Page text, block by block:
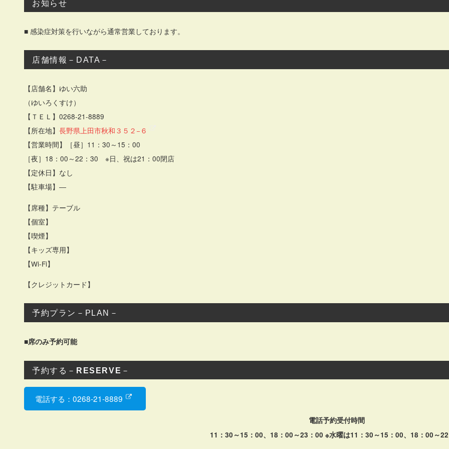
お知らせ
■ 感染症対策を行いながら通常営業しております。
店舗情報－DATA－
【店舗名】ゆい六助
（ゆいろくすけ）
【ＴＥＬ】0268-21-8889
【所在地】 長野県上田市秋和３５２−６
【営業時間】［昼］11：30～15：00
［夜］18：00～22：30 ※日、祝は21：00閉店
【定休日】なし
【駐車場】―
【席種】テーブル
【個室】
【喫煙】
【キッズ専用】
【Wi-Fi】
【クレジットカード】
予約プラン－PLAN－
■席のみ予約可能
予約する－ RESERVE －
電話する：0268-21-8889
電話予約受付時間
11：30～15：00、18：00～23：00 ※水曜は11：30～15：00、18：00～